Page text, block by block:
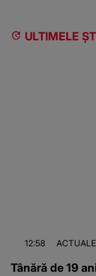
ULTIMELE
12:58 ACTUALE
Tânără de 19